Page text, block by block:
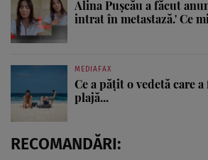
Alina Pușcău a făcut
intrat în metastază.' Ce
MEDIAFAX
Ce a pățit o vedetă care
plajă...
RECOMANDĂRI: